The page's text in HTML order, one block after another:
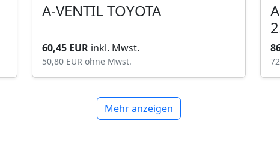
A-VENTIL TOYOTA
60,45 EUR inkl. Mwst.
50,80 EUR ohne Mwst.
Mehr anzeigen